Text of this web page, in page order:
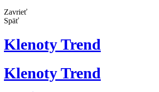
Zavrieť
Späť
Klenoty Trend
Klenoty Trend